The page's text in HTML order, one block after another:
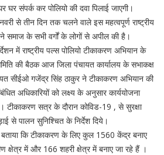
संपर्क कर पोलियो की दवा पिलाई जाएगी।
से तीन दिन तक चलने वाले इस महत्वपूर्ण राष्ट्रीय
समाज के सभी वर्गों के लोगों से अपील की है।
में राष्ट्रीय पल्स पोलियो टीकाकरण अभियान के
की बैठक आज जिला पंचायत कार्यालय के सभाकक्ष
सीईओ गजेंद्र सिंह ठाकुर ने टीकाकरण अभियान की
अधिकारियों को लक्ष्य के अनुसार कार्ययोजना
टीकाकरण सत्र के दौरान कोविड-19 , से सुरक्षा
से पालन सुनिश्चित के निर्देश दिये।
कि टीकाकरण के लिए कुल 1560 केंद्र बनाए
क्षेत्र में और 166 शहरी क्षेत्र में बनाए जा रहे हैं ।